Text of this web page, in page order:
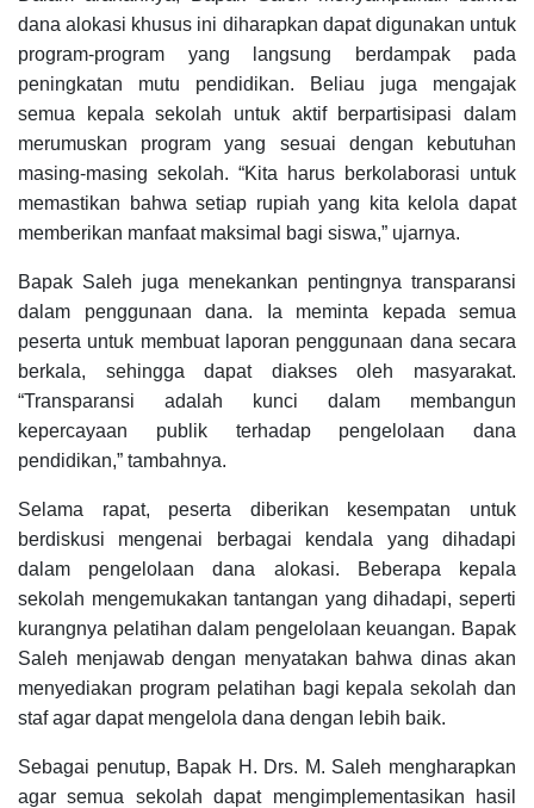
dana alokasi khusus ini diharapkan dapat digunakan untuk
program-program yang langsung berdampak pada
peningkatan mutu pendidikan. Beliau juga mengajak
semua kepala sekolah untuk aktif berpartisipasi dalam
merumuskan program yang sesuai dengan kebutuhan
masing-masing sekolah. “Kita harus berkolaborasi untuk
memastikan bahwa setiap rupiah yang kita kelola dapat
memberikan manfaat maksimal bagi siswa,” ujarnya.
Bapak Saleh juga menekankan pentingnya transparansi
dalam penggunaan dana. Ia meminta kepada semua
peserta untuk membuat laporan penggunaan dana secara
berkala, sehingga dapat diakses oleh masyarakat.
“Transparansi adalah kunci dalam membangun
kepercayaan publik terhadap pengelolaan dana
pendidikan,” tambahnya.
Selama rapat, peserta diberikan kesempatan untuk
berdiskusi mengenai berbagai kendala yang dihadapi
dalam pengelolaan dana alokasi. Beberapa kepala
sekolah mengemukakan tantangan yang dihadapi, seperti
kurangnya pelatihan dalam pengelolaan keuangan. Bapak
Saleh menjawab dengan menyatakan bahwa dinas akan
menyediakan program pelatihan bagi kepala sekolah dan
staf agar dapat mengelola dana dengan lebih baik.
Sebagai penutup, Bapak H. Drs. M. Saleh mengharapkan
agar semua sekolah dapat mengimplementasikan hasil